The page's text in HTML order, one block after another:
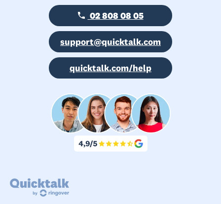
02 808 08 05
support@quicktalk.com
quicktalk.com/help